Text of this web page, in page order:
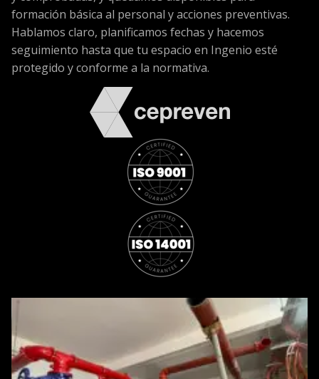
formación básica al personal y acciones preventivas.
Hablamos claro, planificamos fechas y hacemos
seguimiento hasta que tu espacio en Ingenio esté
protegido y conforme a la normativa.